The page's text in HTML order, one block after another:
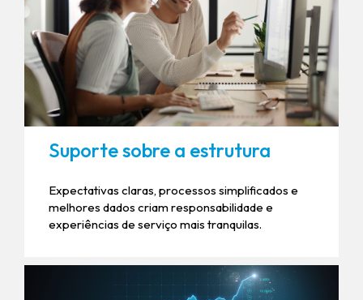
Suporte sobre a estrutura
Expectativas claras, processos simplificados e
melhores dados criam responsabilidade e
experiências de serviço mais tranquilas.